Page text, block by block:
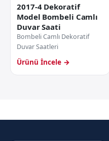
2017-4 Dekoratif
Model Bombeli Camlı
Duvar Saati
Bombeli Camlı Dekoratif
Duvar Saatleri
Ürünü İncele →